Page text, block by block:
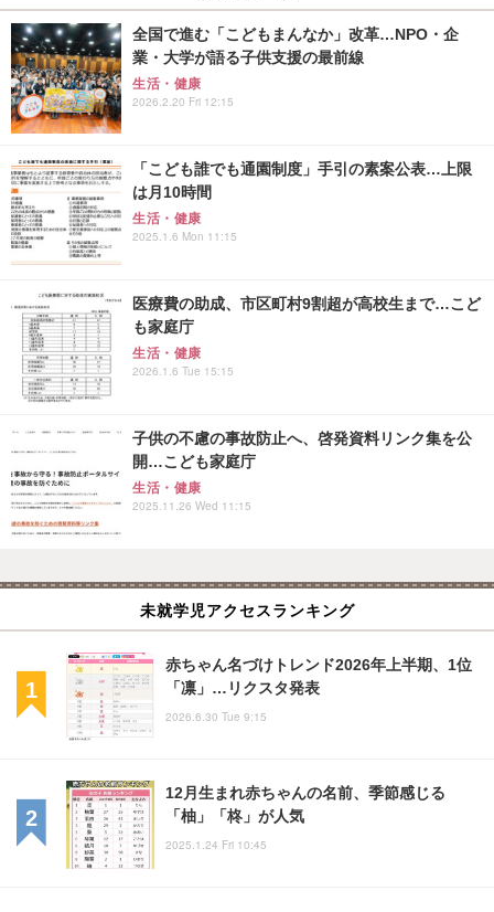
全国で進む「こどもまんなか」改革…NPO・企
業・大学が語る子供支援の最前線
生活・健康
2026.2.20 Fri 12:15
「こども誰でも通園制度」手引の素案公表…上限
は月10時間
生活・健康
2025.1.6 Mon 11:15
医療費の助成、市区町村9割超が高校生まで…こど
も家庭庁
生活・健康
2026.1.6 Tue 15:15
子供の不慮の事故防止へ、啓発資料リンク集を公
開…こども家庭庁
生活・健康
2025.11.26 Wed 11:15
未就学児アクセスランキング
赤ちゃん名づけトレンド2026年上半期、1位
「凛」…リクスタ発表
2026.6.30 Tue 9:15
12月生まれ赤ちゃんの名前、季節感じる
「柚」「柊」が人気
2025.1.24 Fri 10:45